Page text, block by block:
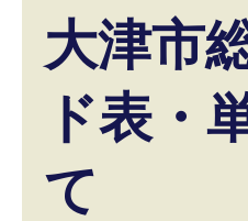
大津市
ド表・
て